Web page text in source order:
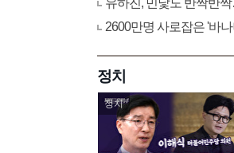
유하진, 민낯도 반짝반
2600만명 사로잡은 '바
정치
정치